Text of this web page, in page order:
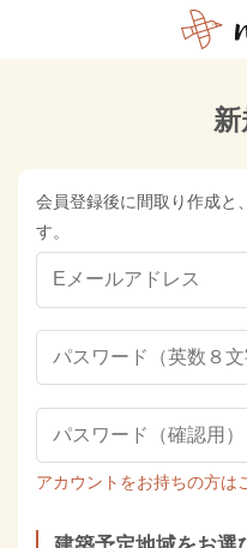
会員登録後に間取り作成と
す。
アカウントをお持ちの方は